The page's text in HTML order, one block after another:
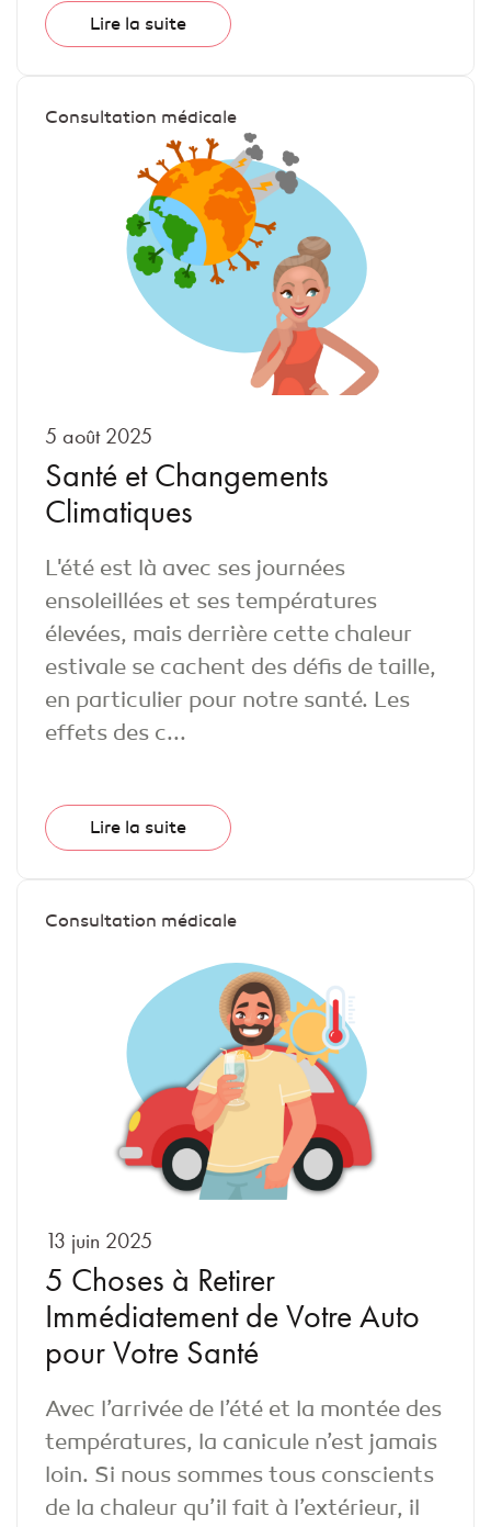
Lire la suite
Consultation médicale
5 août 2025
Santé et Changements
Climatiques
L'été est là avec ses journées
ensoleillées et ses températures
élevées, mais derrière cette chaleur
estivale se cachent des défis de taille,
en particulier pour notre santé. Les
effets des c...
Lire la suite
Consultation médicale
13 juin 2025
5 Choses à Retirer
Immédiatement de Votre Auto
pour Votre Santé
Avec l’arrivée de l’été et la montée des
températures, la canicule n’est jamais
loin. Si nous sommes tous conscients
de la chaleur qu’il fait à l’extérieur, il